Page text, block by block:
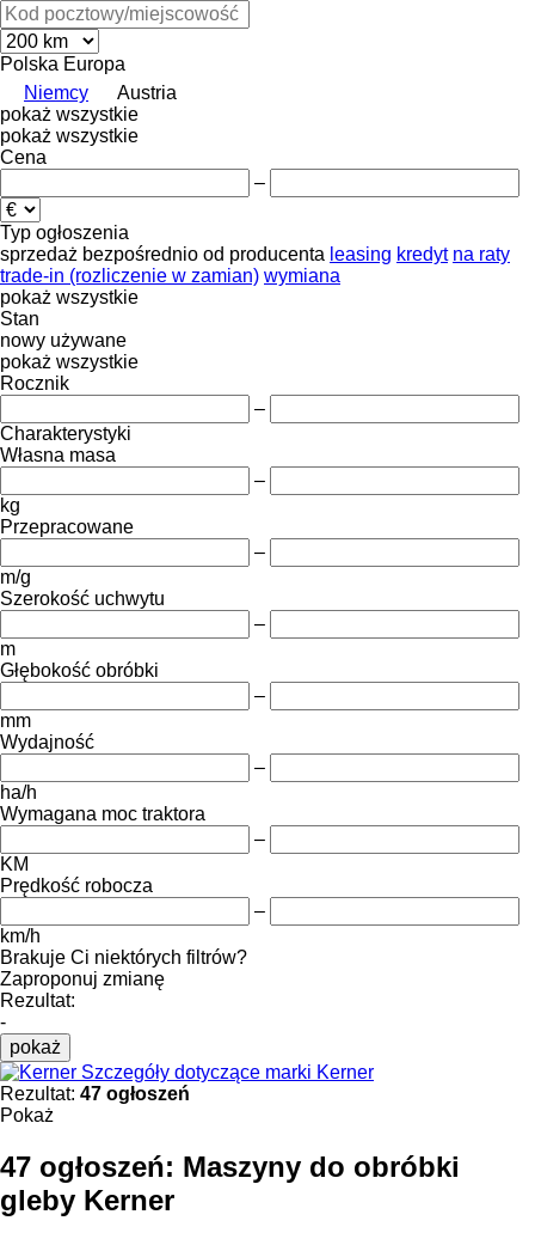
Polska Europa
Niemcy
Austria
pokaż wszystkie
pokaż wszystkie
Cena
–
Typ ogłoszenia
sprzedaż bezpośrednio od producenta leasing kredyt na raty
trade-in (rozliczenie w zamian) wymiana
pokaż wszystkie
Stan
nowy używane
pokaż wszystkie
Rocznik
–
Charakterystyki
Własna masa
–
kg
Przepracowane
–
m/g
Szerokość uchwytu
–
m
Głębokość obróbki
–
mm
Wydajność
–
ha/h
Wymagana moc traktora
–
KM
Prędkość robocza
–
km/h
Brakuje Ci niektórych filtrów?
Zaproponuj zmianę
Rezultat:
-
pokaż
Szczegóły dotyczące marki Kerner
Rezultat: 47 ogłoszeń
Pokaż
47 ogłoszeń: Maszyny do obróbki
gleby Kerner